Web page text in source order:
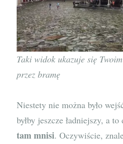
Taki widok ukazuje się
przez bramę
Niestety nie można było
byłby jeszcze ładniejszy, a
tam mnisi. Oczywiście,